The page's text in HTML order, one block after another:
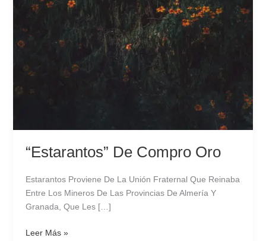
“Estarantos” De Compro Oro
Estarantos Proviene De La Unión Fraternal Que Reinaba
Entre Los Mineros De Las Provincias De Almería Y
Granada, Que Les […]
Leer Más »